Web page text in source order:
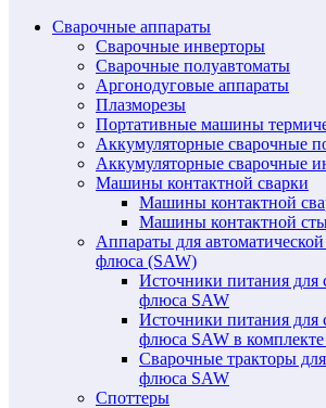
Сварочные аппараты
Сварочные инверторы
Сварочные полуавтоматы
Аргонодуговые аппараты
Плазморезы
Портативные машины
Аккумуляторные сварочные
Аккумуляторные сварочные
Машины контактной сварки
Машины контактной
Машины контактной
Аппараты для
флюса (SAW)
Источники питания для
флюса SAW
Источники питания для
флюса SAW в комплекте
Сварочные тракторы
флюса SAW
Споттеры